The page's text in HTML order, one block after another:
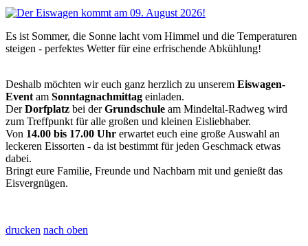
Es ist Sommer, die Sonne lacht vom Himmel und die Temperaturen
steigen - perfektes Wetter für eine erfrischende Abkühlung!
Deshalb möchten wir euch ganz herzlich zu unserem Eiswagen-
Event am Sonntagnachmittag einladen.
DerDorfplatz bei derGrundschule am Mindeltal-Radweg wird
zum Treffpunkt für alle großen und kleinen Eisliebhaber.
Von 14.00 bis 17.00 Uhr erwartet euch eine große Auswahl an
leckeren Eissorten - da ist bestimmt für jeden Geschmack etwas
dabei.
Bringt eure Familie, Freunde und Nachbarn mit und genießt das
Eisvergnügen.
drucken nach oben